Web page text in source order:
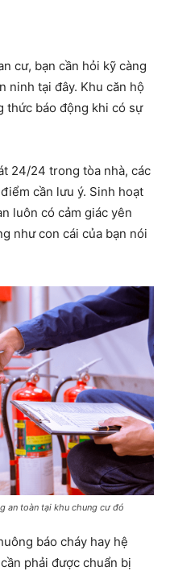
cư, bạn cần hỏi kỹ càng
ninh tại đây. Khu căn hộ
thức báo động khi có sự
24/24 trong tòa nhà, các
cần lưu ý. Sinh hoạt
luôn có cảm giác yên
như con cái của bạn nói
an toàn tại khu chung cư đó
báo cháy hay hệ
phải được chuẩn bị